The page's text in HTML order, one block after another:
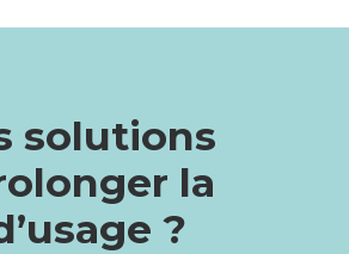
solutions
la
?